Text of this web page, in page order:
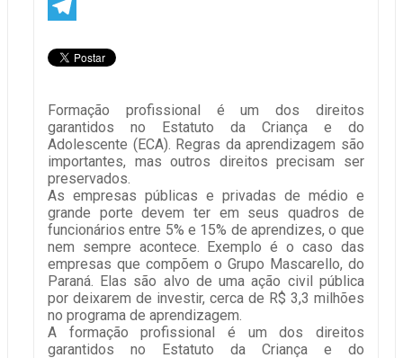
WhatsApp
Formação profissional é um dos direitos
garantidos no Estatuto da Criança e do
Adolescente (ECA). Regras da aprendizagem são
importantes, mas outros direitos precisam ser
preservados.
As empresas públicas e privadas de médio e
grande porte devem ter em seus quadros de
funcionários entre 5% e 15% de aprendizes, o que
nem sempre acontece. Exemplo é o caso das
empresas que compõem o Grupo Mascarello, do
Paraná. Elas são alvo de uma ação civil pública
por deixarem de investir, cerca de R$ 3,3 milhões
no programa de aprendizagem.
A formação profissional é um dos direitos
garantidos no Estatuto da Criança e do